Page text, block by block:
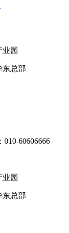
园
东总部
60606666
园
东总部